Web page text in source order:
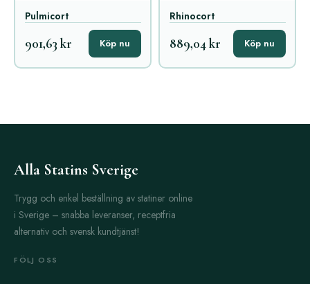
Pulmicort
901,63 kr Köp nu
Rhinocort
889,04 kr Köp nu
Alla Statins Sverige
Trygg och enkel beställning av statiner online
i Sverige – snabba leveranser, receptfria
alternativ och svensk kundtjänst!
FÖLJ OSS